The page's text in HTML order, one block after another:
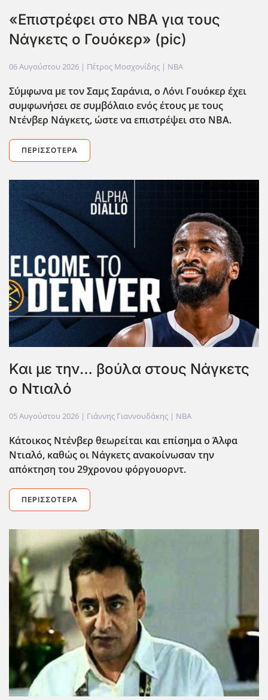
«Επιστρέφει στο ΝΒΑ για τους
Νάγκετς ο Γουόκερ» (pic)
06 Αυγούστου 2026 | Πέτρος Μοσχονίδης | NBA
Σύμφωνα με τον Σαμς Σαράνια, ο Λόνι Γουόκερ έχει
συμφωνήσει σε συμβόλαιο ενός έτους με τους
Ντένβερ Νάγκετς, ώστε να επιστρέψει στο ΝΒΑ.
ΠΕΡΙΣΣΌΤΕΡΑ
Και με την… βούλα στους Νάγκετς
ο Ντιαλό
05 Αυγούστου 2026 | Γιάννης Γιαννουδάκης | NBA
Κάτοικος Ντένβερ θεωρείται και επίσημα ο Άλφα
Ντιαλό, καθώς οι Νάγκετς ανακοίνωσαν την
απόκτηση του 29χρονου φόργουορντ.
ΠΕΡΙΣΣΌΤΕΡΑ